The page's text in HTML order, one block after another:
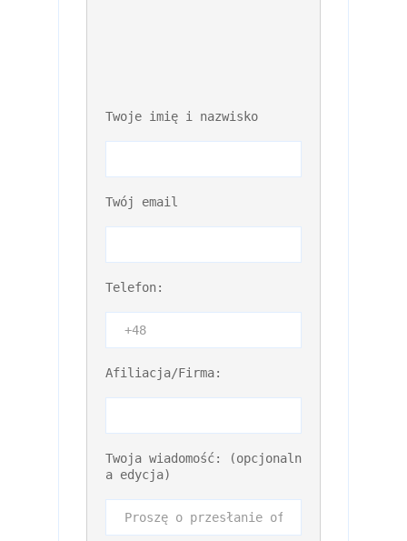
Twoje imię i nazwisko
Twój email
Telefon:
Afiliacja/Firma:
Twoja wiadomość: (opcjonaln
a edycja)